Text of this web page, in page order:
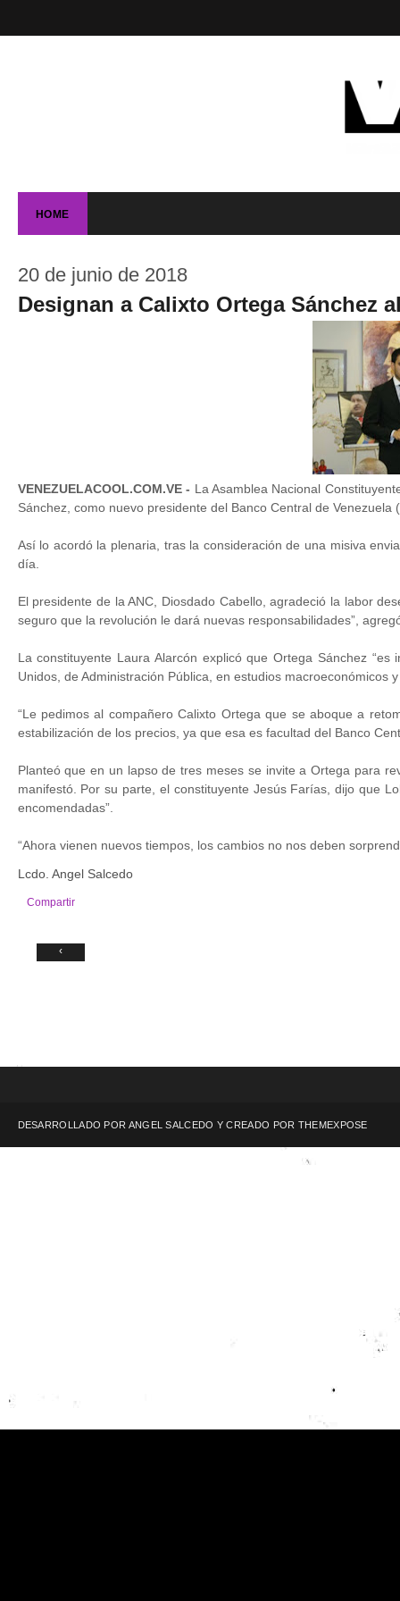
HOME
20 de junio de 2018
Designan a Calixto Ortega Sánchez
VENEZUELACOOL.COM.VE - La Asamblea Nacional
Sánchez, como nuevo presidente del Banco Central de Venezuela
Así lo acordó la plenaria, tras la consideración de una misiva
día.
El presidente de la ANC, Diosdado Cabello, agradeció la labor
seguro que la revolución le dará nuevas responsabilidades”,
La constituyente Laura Alarcón explicó que Ortega Sánchez
Unidos, de Administración Pública, en estudios macroeconómicos y
“Le pedimos al compañero Calixto Ortega que se aboque a
estabilización de los precios, ya que esa es facultad del Banco
Planteó que en un lapso de tres meses se invite a Ortega para
manifestó. Por su parte, el constituyente Jesús Farías, dijo que
encomendadas”.
“Ahora vienen nuevos tiempos, los cambios no nos deben
Lcdo. Angel Salcedo
Compartir
‹
DESARROLLADO POR ANGEL SALCEDO Y CREADO POR THEMEXPOSE